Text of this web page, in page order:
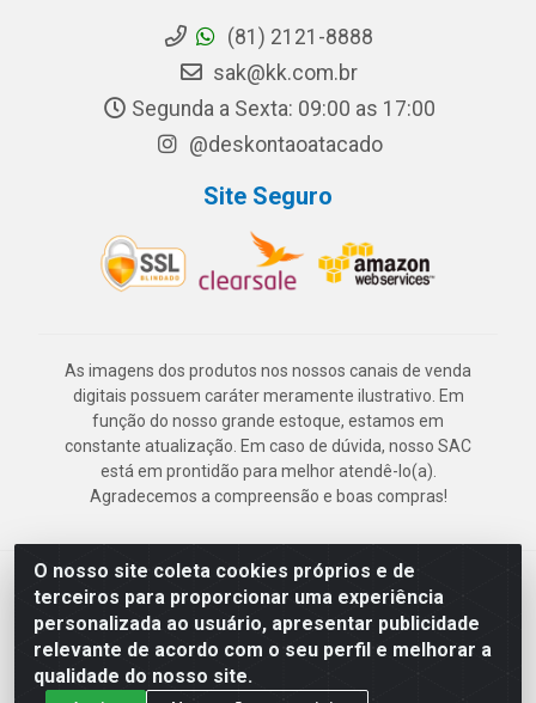
O nosso site coleta cookies próprios e de
terceiros para proporcionar uma experiência
personalizada ao usuário, apresentar publicidade
relevante de acordo com o seu perfil e melhorar a
qualidade do nosso site.
(81) 2121-8888
sak@kk.com.br
Segunda a Sexta: 09:00 as 17:00
@deskontaoatacado
Site Seguro
As imagens dos produtos nos nossos canais de venda
digitais possuem caráter meramente ilustrativo. Em
função do nosso grande estoque, estamos em
constante atualização. Em caso de dúvida, nosso SAC
está em prontidão para melhor atendê-lo(a).
Agradecemos a compreensão e boas compras!
Deskontão Atacado - Av. Marechal Mascarenhas de Morais, 2471 -
Imbiribeira - Recife/PE - CEP 51.150-001 - CNPJ 24.150.377/0003-
57